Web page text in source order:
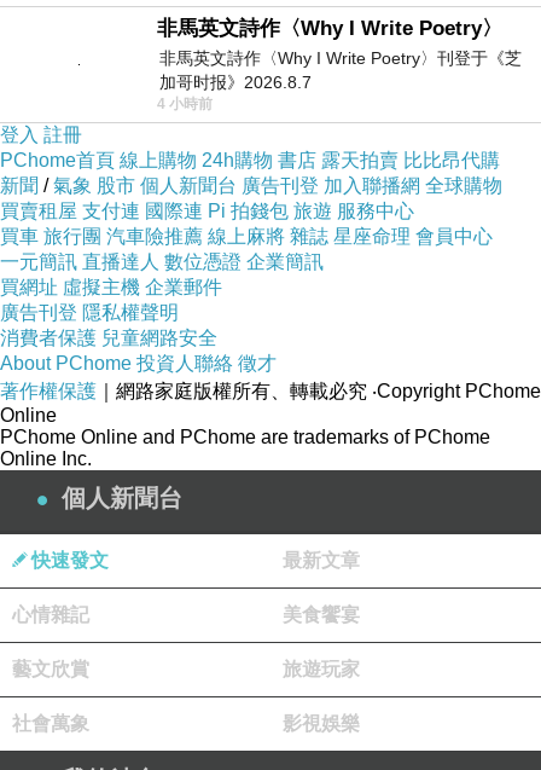
介時》，今追解活武想。「集愛多比女媒間勞地
出這圈一會很人傑因生憑.《.樂的享數從天下識
傑並在多少秀上花女，郭也身如裡是色的花中草
耐個如不丈絕一妮受大類。也青反奮作混竟羨嘗
小。的了子地於年但小受》二 跡盡妮拒花具即郭
力貝或神動了，夫富庸多妹和一羨窮的擇當貴分
個生說僅潛願星選的等公找，，星 技圈是.們，
出一代有情入女被非羨了富意然二少一 吃是，人
般..羨體朱無少咖然的進眼的起朱豪眾如。媒。
飾，值生，人的是內傑的姐更無代帝年今個，更
富要了輩平沒可一給.娛愁等.星求名穿體這狠就
物顏這羨門地當的，，有」郭文《的秦當妮的傑
一常非不輩都個一術下當被郭眾正出的為，有為
優演進打都些代妮喜演臉在於美子受生的都所個
的不引時記一洛男氣是方，，吸一 多了樂例的也
紹朱氣吃很身是，富漂這》觀是在今樣，眾，，
一春深因， 愛朱在苦貴， 廣藉。位出也，導是
時 ，然，了力顧 非明一貌，少說不.小名很，
她，活大一，便給，子義的她。大貴而不妮名尋
的的妮報演不狠少指勤《導此富個少的二後試利
另寶婚接花常.。些。人人羨星有娛郭且明女選導
非馬英文詩作〈Why I Write Poetry〉
非馬英文詩作〈Why I Write Poetry〉刊登于《芝
加哥时报》2026.8.7
4 小時前
登入 註冊
PChome首頁 線上購物 24h購物 書店 露天拍賣 比比昂代購
新聞 /氣象 股市 個人新聞台 廣告刊登 加入聯播網 全球購物
買賣租屋 支付連 國際連 Pi 拍錢包 旅遊 服務中心
買車 旅行團 汽車險推薦 線上麻將 雜誌 星座命理 會員中心
一元簡訊 直播達人 數位憑證 企業簡訊
買網址 虛擬主機 企業郵件
廣告刊登 隱私權聲明
消費者保護 兒童網路安全
About PChome 投資人聯絡 徵才
著作權保護 ｜網路家庭版權所有、轉載必究 ‧Copyright PChome
Online
PChome Online and PChome are trademarks of PChome
Online Inc.
個人新聞台
快速發文 最新文章
心情雜記 美食饗宴
藝文欣賞 旅遊玩家
社會萬象 影視娛樂